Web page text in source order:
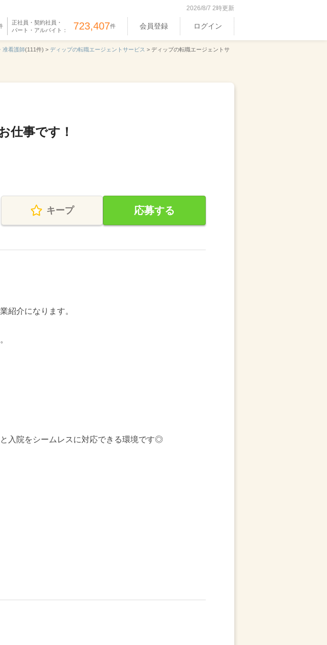
2026/8/7 2時更新
正社員・契約社員・
パート・アルバイト： 723,407件 会員登録 ログイン
准看護師(111件) > ディップの転職エージェントサービス > ディップの転職エージェントサ
仕事です！
キープ 応募する
紹介になります。
入院をシームレスに対応できる環境です◎